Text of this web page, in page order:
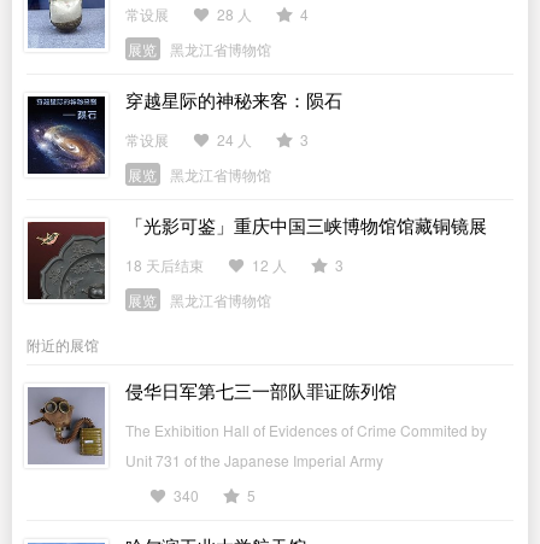
常设展 28 人
4
展览
黑龙江省博物馆
穿越星际的神秘来客：陨石
常设展 24 人
3
展览
黑龙江省博物馆
「光影可鉴」重庆中国三峡博物馆馆藏铜镜展
18 天后结束 12 人
3
展览
黑龙江省博物馆
附近的展馆
侵华日军第七三一部队罪证陈列馆
The Exhibition Hall of Evidences of Crime Commited by
Unit 731 of the Japanese Imperial Army
340
5